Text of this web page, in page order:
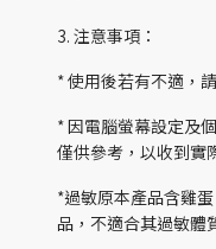
3. 注意事項：
* 使用後若有不適，
* 因電腦螢幕設定及
僅供參考，以收到實
*過敏原本產品含雞
品，不適合其過敏體